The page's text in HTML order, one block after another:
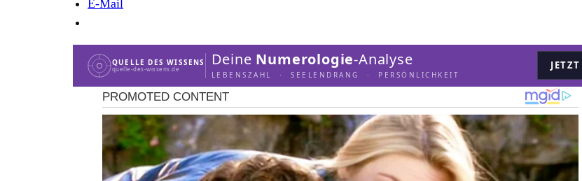
E-Mail
QUELLE DES WISSENS
quelle-des-wissens.de
Deine Numerologie-Analyse
LEBENSZAHL · SEELENDRANG · PERSÖNLICHKEIT
JETZT